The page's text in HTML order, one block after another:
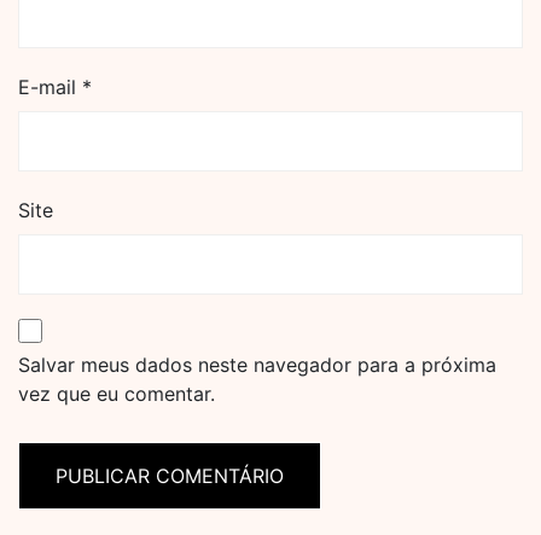
E-mail *
Site
Salvar meus dados neste navegador para a próxima
vez que eu comentar.